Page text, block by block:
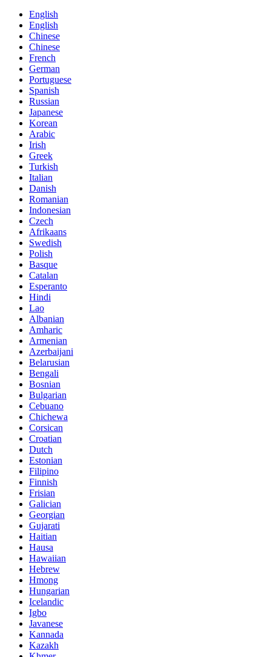
English
English
Chinese
Chinese
French
German
Portuguese
Spanish
Russian
Japanese
Korean
Arabic
Irish
Greek
Turkish
Italian
Danish
Romanian
Indonesian
Czech
Afrikaans
Swedish
Polish
Basque
Catalan
Esperanto
Hindi
Lao
Albanian
Amharic
Armenian
Azerbaijani
Belarusian
Bengali
Bosnian
Bulgarian
Cebuano
Chichewa
Corsican
Croatian
Dutch
Estonian
Filipino
Finnish
Frisian
Galician
Georgian
Gujarati
Haitian
Hausa
Hawaiian
Hebrew
Hmong
Hungarian
Icelandic
Igbo
Javanese
Kannada
Kazakh